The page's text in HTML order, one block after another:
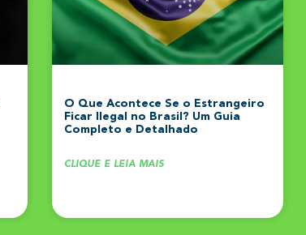
O Que Acontece Se o Estrangeiro
Ficar Ilegal no Brasil? Um Guia
Completo e Detalhado
CLIQUE E LEIA MAIS